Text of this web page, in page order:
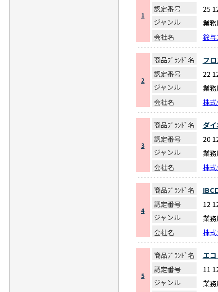
1
認定番号
25
ジャンル
業
会社名
鈴
2
商品ﾌﾞﾗﾝﾄﾞ名
フ
認定番号
22
ジャンル
業
会社名
株
3
商品ﾌﾞﾗﾝﾄﾞ名
ダ
認定番号
20
ジャンル
業
会社名
株
4
商品ﾌﾞﾗﾝﾄﾞ名
IBC
認定番号
12
ジャンル
業
会社名
株
5
商品ﾌﾞﾗﾝﾄﾞ名
エ
認定番号
11
ジャンル
業